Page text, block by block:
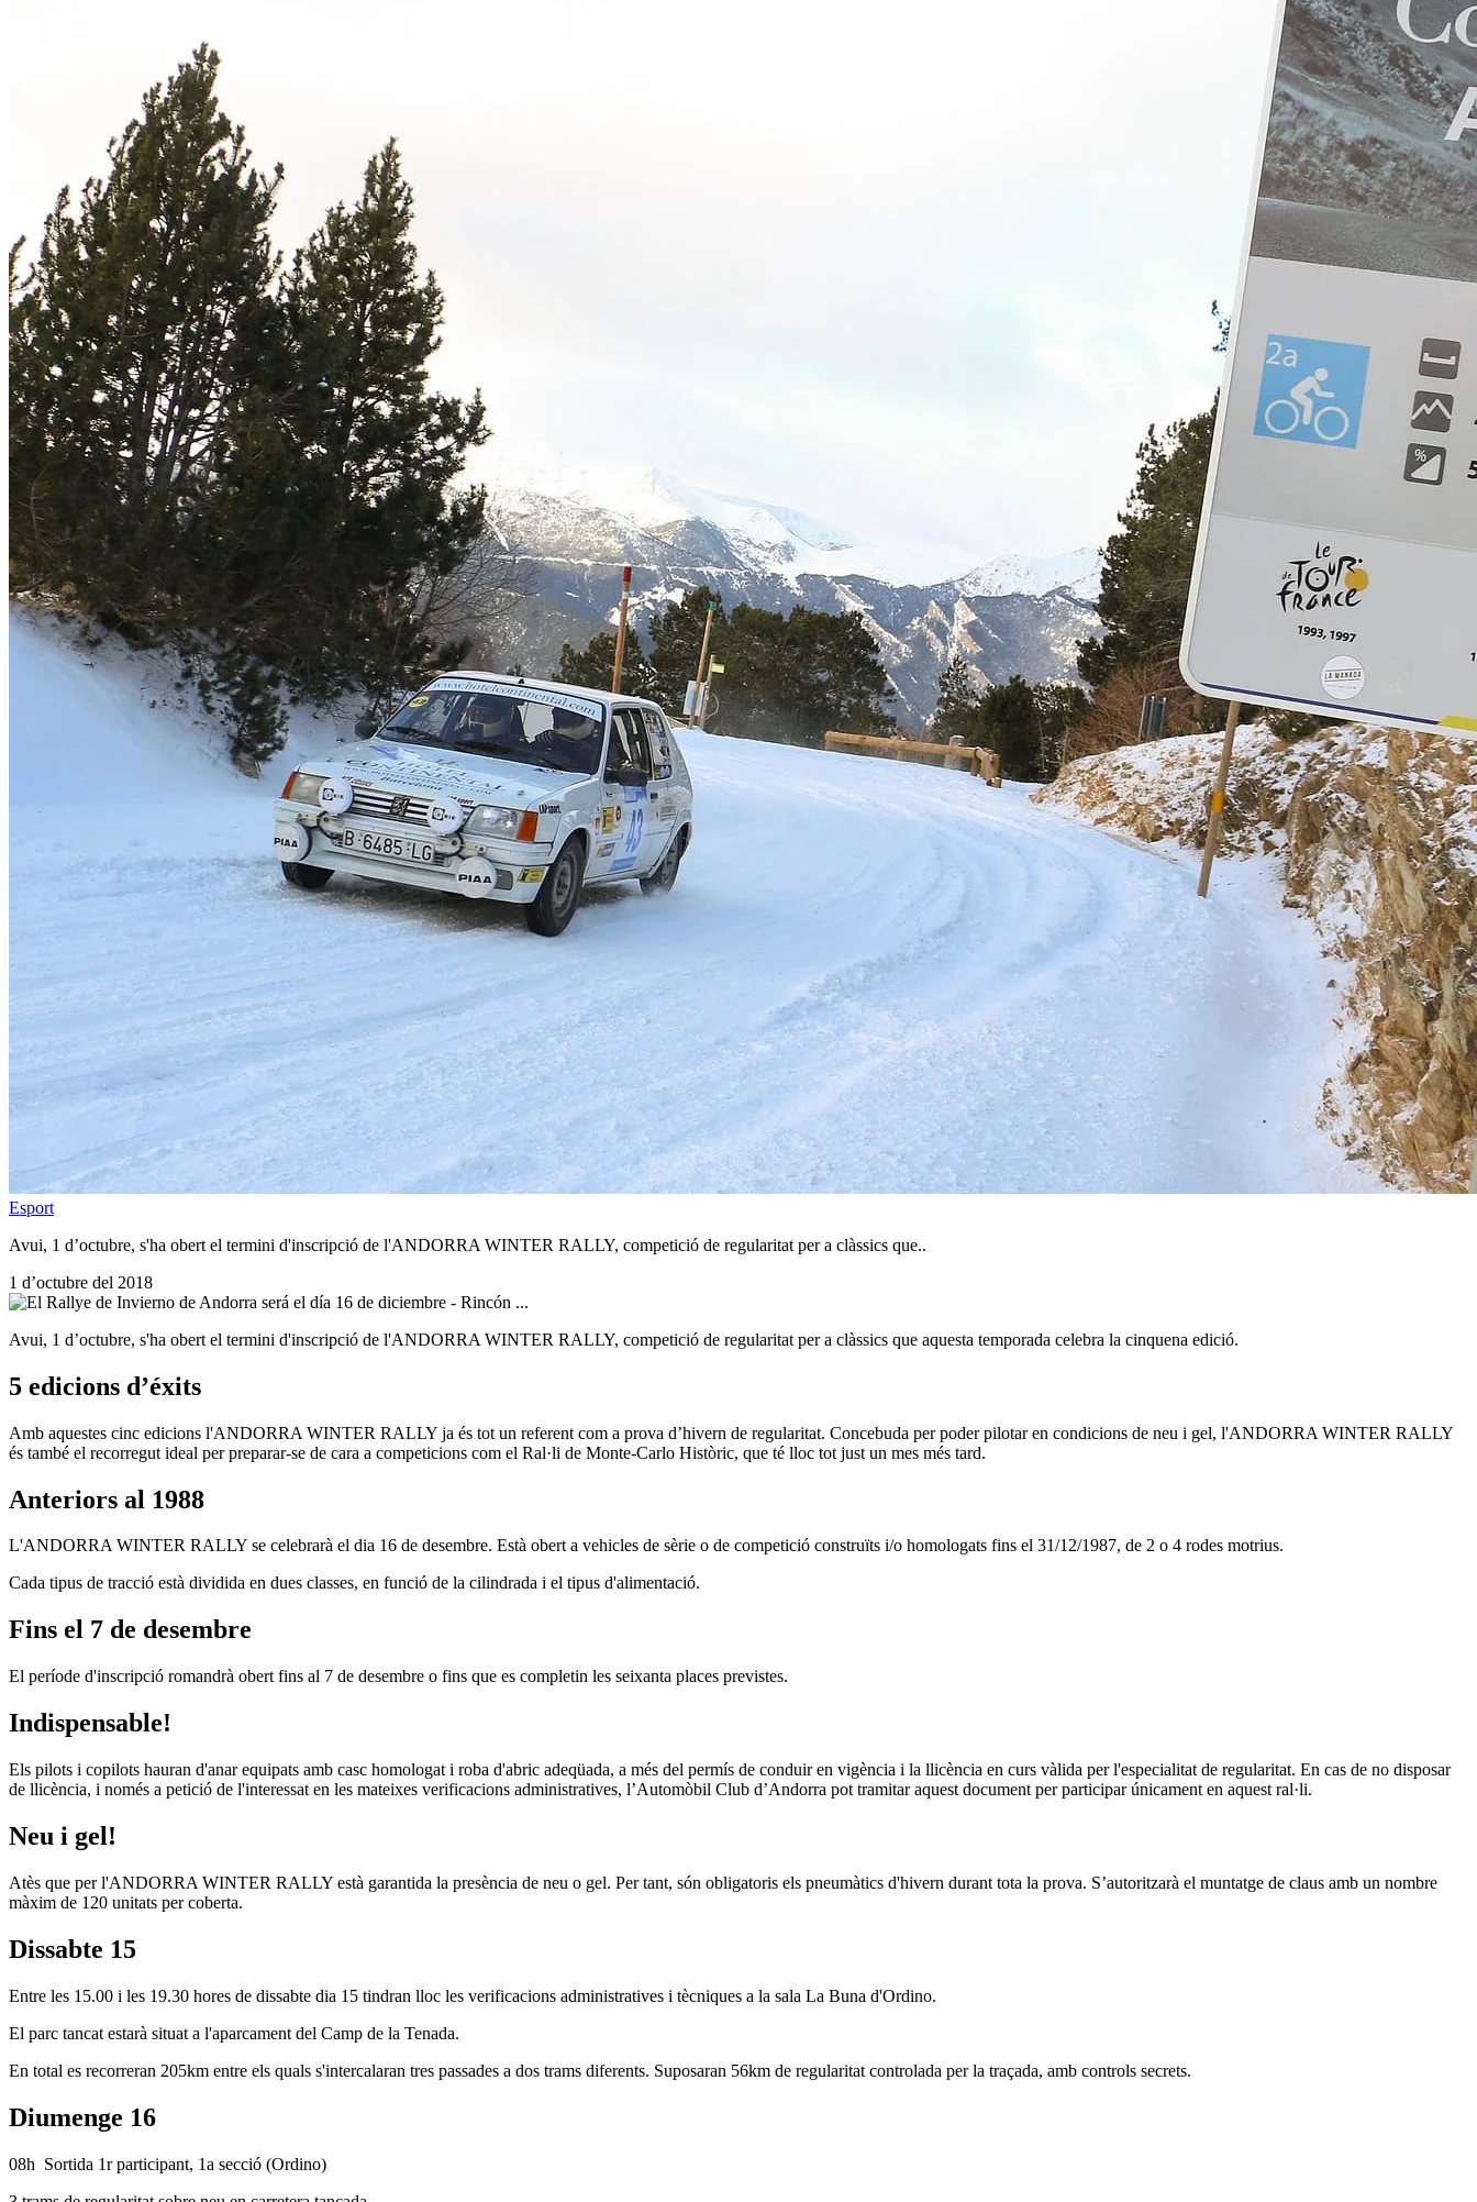
Esport
Avui, 1 d’octubre, s'ha obert el termini d'inscripció de l'ANDORRA WINTER RALLY, competició de regularitat per a clàssics que..
1 d’octubre del 2018
Avui, 1 d’octubre, s'ha obert el termini d'inscripció de l'ANDORRA WINTER RALLY, competició de regularitat per a clàssics que aquesta temporada celebra la cinquena edició.
5 edicions d’éxits
Amb aquestes cinc edicions l'ANDORRA WINTER RALLY ja és tot un referent com a prova d’hivern de regularitat. Concebuda per poder pilotar en condicions de neu i gel, l'ANDORRA WINTER RALLY
és també el recorregut ideal per preparar-se de cara a competicions com el Ral·li de Monte-Carlo Històric, que té lloc tot just un mes més tard.
Anteriors al 1988
L'ANDORRA WINTER RALLY se celebrarà el dia 16 de desembre. Està obert a vehicles de sèrie o de competició construïts i/o homologats fins el 31/12/1987, de 2 o 4 rodes motrius.
Cada tipus de tracció està dividida en dues classes, en funció de la cilindrada i el tipus d'alimentació.
Fins el 7 de desembre
El període d'inscripció romandrà obert fins al 7 de desembre o fins que es completin les seixanta places previstes.
Indispensable!
Els pilots i copilots hauran d'anar equipats amb casc homologat i roba d'abric adeqüada, a més del permís de conduir en vigència i la llicència en curs vàlida per l'especialitat de regularitat. En cas de no disposar
de llicència, i només a petició de l'interessat en les mateixes verificacions administratives, l’Automòbil Club d’Andorra pot tramitar aquest document per participar únicament en aquest ral·li.
Neu i gel!
Atès que per l'ANDORRA WINTER RALLY està garantida la presència de neu o gel. Per tant, són obligatoris els pneumàtics d'hivern durant tota la prova. S’autoritzarà el muntatge de claus amb un nombre
màxim de 120 unitats per coberta.
Dissabte 15
Entre les 15.00 i les 19.30 hores de dissabte dia 15 tindran lloc les verificacions administratives i tècniques a la sala La Buna d'Ordino.
El parc tancat estarà situat a l'aparcament del Camp de la Tenada.
En total es recorreran 205km entre els quals s'intercalaran tres passades a dos trams diferents. Suposaran 56km de regularitat controlada per la traçada, amb controls secrets.
Diumenge 16
08h Sortida 1r participant, 1a secció (Ordino)